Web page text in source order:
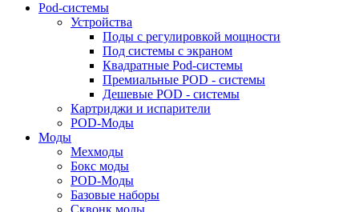
Pod-системы
Устройства
Поды с регулировкой мощности
Под системы с экраном
Квадратные Pod-системы
Премиальные POD - системы
Дешевые POD - системы
Картриджи и испарители
POD-Моды
Моды
Мехмоды
Бокс моды
POD-Моды
Базовые наборы
Сквонк моды